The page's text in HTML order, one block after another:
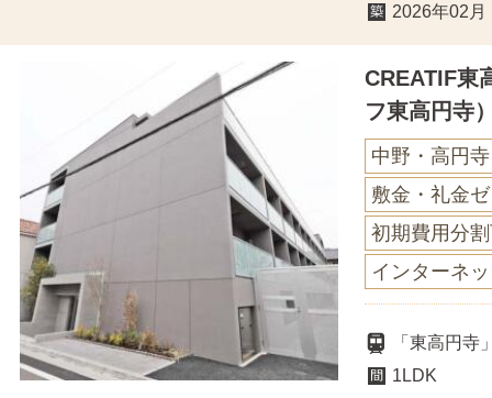
2026年02月
CREATIF東
フ東高円寺
中野・高円寺
敷金・礼金
初期費用分
インターネ
「東高円
1LDK